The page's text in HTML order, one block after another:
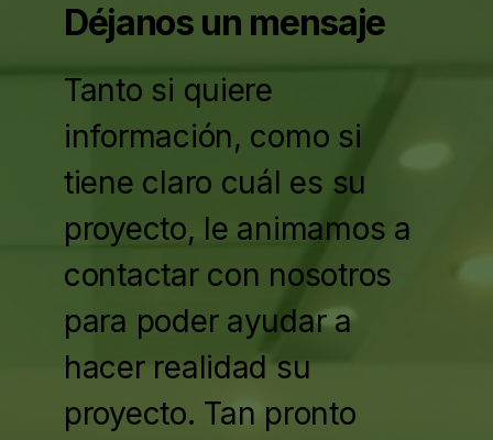
Déjanos un mensaje
Tanto si quiere
información, como si
tiene claro cuál es su
proyecto, le animamos a
contactar con nosotros
para poder ayudar a
hacer realidad su
proyecto. Tan pronto